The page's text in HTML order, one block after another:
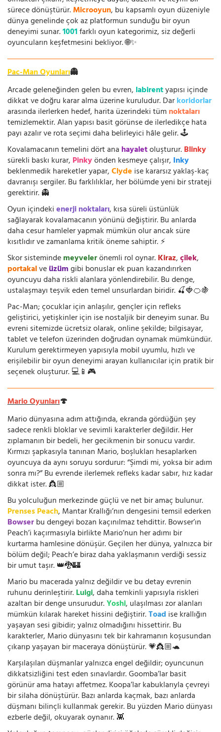
sürece dönüştürür.Microoyun, bu kapsamlı oyun düzeniyle
dünya genelinde çok az platformun sunduğu bir oyun
deneyimi sunar.1001farklı oyun kategorimiz, siz değerli
oyuncuların keşfetmesini bekliyor. 🌐✨
Pac-Man Oyunları👻
Arcade geleneğinden gelen bu evren, labirentyapısı içinde
dikkat ve doğru karar alma üzerine kuruludur. Darkoridorlar
arasında ilerlerken hedef, harita üzerindeki tüm noktaları
temizlemektir. Alan yapısı basit görünse de ilerledikçe hata
payı azalır ve rota seçimi daha belirleyici hâle gelir. 🕹️
Kovalamacanın temelini dört ana hayaletoluşturur.Blinky
sürekli baskı kurar, Pinkyönden kesmeye çalışır, Inky
beklenmedik hareketler yapar,Clyde ise kararsız yaklaş-kaç
davranışı sergiler. Bu farklılıklar, her bölümde yeni bir strateji
gerektirir. 👻
Oyun içindekienerji noktaları, kısa süreli üstünlük
sağlayarak kovalamacanın yönünü değiştirir. Bu anlarda
daha cesur hamleler yapmak mümkün olur ancak süre
kısıtlıdır ve zamanlama kritik öneme sahiptir. ⚡
Skor sistemindemeyvelerönemli rol oynar.Kiraz,çilek,
portakalveüzümgibi bonuslar ek puan kazandırırken
oyuncuyu daha riskli alanlara yönlendirebilir. Bu denge,
ustalaşmayı teşvik eden temel unsurlardan biridir. 🍒🍓🍊🍇
Pac-Man; çocuklar için anlaşılır, gençler için refleks
geliştirici, yetişkinler için ise nostaljik bir deneyim sunar. Bu
evreni sitemizde ücretsiz olarak, online şekilde; bilgisayar,
tablet ve telefon üzerinden doğrudan oynamak mümkündür.
Kurulum gerektirmeyen yapısıyla mobil uyumlu, hızlı ve
erişilebilir bir oyun deneyimi arayan kullanıcılar için pratik bir
seçenek oluşturur. 💻📱🎮
Mario Oyunları🍄
Mario dünyasına adım attığında, ekranda gördüğün şey
sadece renkli bloklar ve sevimli karakterler değildir. Her
zıplamanın bir bedeli, her gecikmenin bir sonucu vardır.
Kırmızı şapkasıyla tanınan Mario, boşlukları hesaplarken
oyuncuya da aynı soruyu sordurur: “Şimdi mi, yoksa bir adım
sonra mı?” Bu evrende ilerlemek refleks kadar sabır, hız kadar
dikkat ister. 👸🏼
Bu yolculuğun merkezinde güçlü ve net bir amaç bulunur.
Prenses Peach, Mantar Krallığı’nın dengesini temsil ederken
Bowserbu dengeyi bozan kaçınılmaz tehdittir. Bowser’ın
Peach’i kaçırmasıyla birlikte Mario’nun her adımı bir
kurtarma hamlesine dönüşür. Geçilen her dünya, yalnızca bir
bölüm değil; Peach’e biraz daha yaklaşmanın verdiği sessiz
bir umut taşır. 👑🐉🏰
Mario bu macerada yalnız değildir ve bu detay evrenin
ruhunu derinleştirir.Luigi, daha temkinli yapısıyla riskleri
azaltan bir denge unsurudur.Yoshi, ulaşılması zor alanları
mümkün kılarak hareket hissini değiştirir.Toad ise krallığın
yaşayan sesi gibidir; yalnız olmadığını hissettirir. Bu
karakterler, Mario dünyasını tek bir kahramanın koşusundan
çıkarıp yaşayan bir maceraya dönüştürür. 💗👸🏼🐢
Karşılaşılan düşmanlar yalnızca engel değildir; oyuncunun
dikkatsizliğini test eden sınavlardır. Goomba’lar basit
görünür ama hatayı affetmez. Koopa’lar kabuklarıyla çevreyi
bir silaha dönüştürür. Bazı anlarda kaçmak, bazı anlarda
düşmanı bilinçli kullanmak gerekir. Bu yüzden Mario dünyası
ezberle değil, okuyarak oynanır. 👾